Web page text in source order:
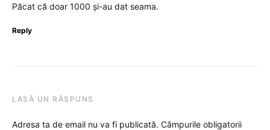
Păcat că doar 1000 și-au dat seama.
Reply
LASĂ UN RĂSPUNS
Adresa ta de email nu va fi publicată. Câmpurile obligatorii